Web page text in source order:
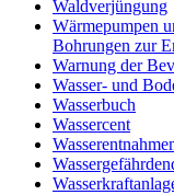
Waldverjüngung
Wärmepumpen
Bohrungen zur
Warnung der
Wasser- und
Wasserbuch
Wassercent